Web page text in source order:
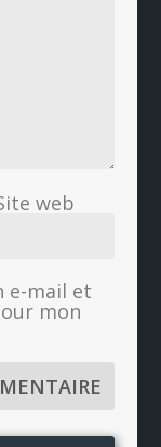
web
e-mail et
mon